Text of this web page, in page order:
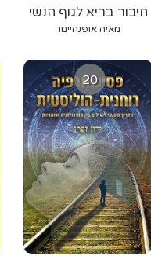
חיבור בריא לגוף הנשי
מאיה אופנהיימר
20